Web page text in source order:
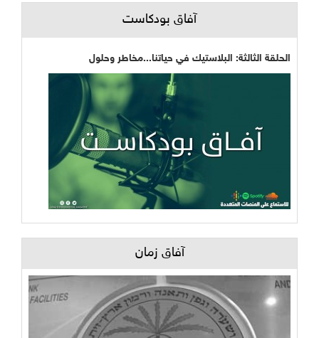
آفاق بودكاست
الحلقة الثالثة: البلاستيك في حياتنا...مخاطر وحلول
آفاق زمان